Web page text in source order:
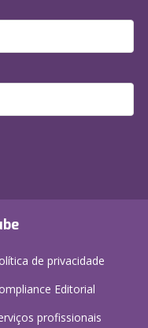
de privacidade
Editorial
profissionais